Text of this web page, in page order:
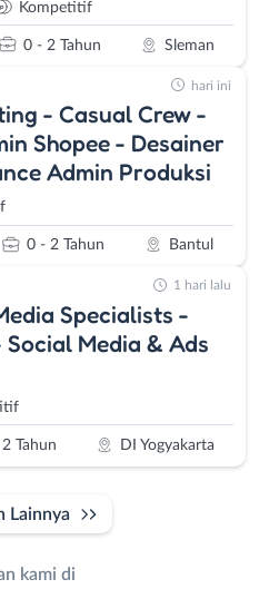
Kompetitif
0 - 2 Tahun Sleman
- Casual Crew -
Shopee - Desainer
Admin Produksi
0 - 2 Tahun Bantul
hari ini
Specialists -
Media & Ads
Tahun DI Yogyakarta
1 hari lalu
Lainnya
kami di